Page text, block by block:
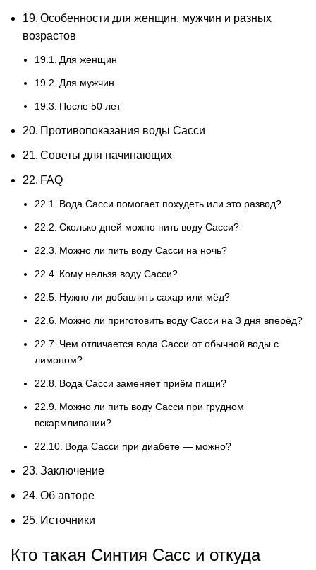
Особенности для женщин, мужчин и разных
возрастов
Для женщин
Для мужчин
После 50 лет
Противопоказания воды Сасси
Советы для начинающих
FAQ
Вода Сасси помогает похудеть или это развод?
Сколько дней можно пить воду Сасси?
Можно ли пить воду Сасси на ночь?
Кому нельзя воду Сасси?
Нужно ли добавлять сахар или мёд?
Можно ли приготовить воду Сасси на 3 дня вперёд?
Чем отличается вода Сасси от обычной воды с
лимоном?
Вода Сасси заменяет приём пищи?
Можно ли пить воду Сасси при грудном
вскармливании?
Вода Сасси при диабете — можно?
Заключение
Об авторе
Источники
Кто такая Синтия Сасс и откуда